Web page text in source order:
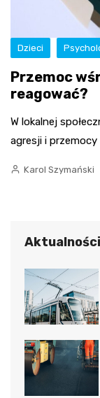
Dzieci
Przemoc
reagować?
W lokalnej
agresji i
Karol Szymański
Aktualności